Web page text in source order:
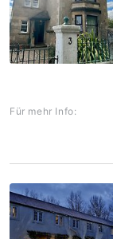
Für mehr Info: